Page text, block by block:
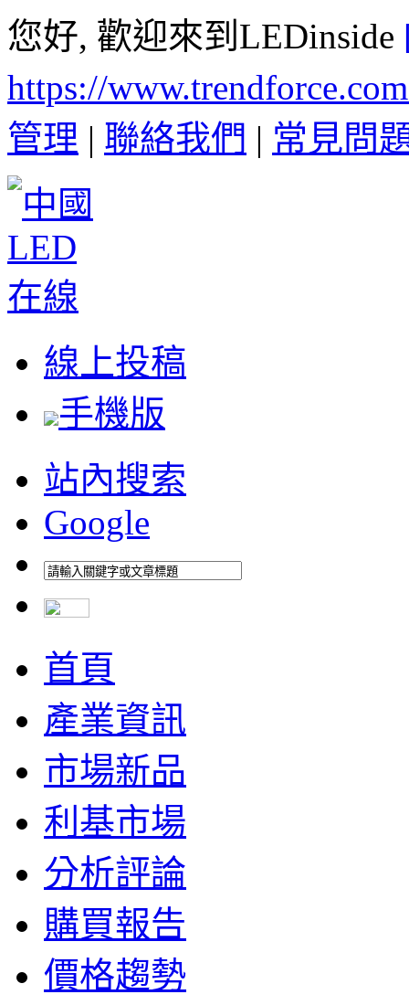
您好, 歡迎來到LEDinside
https://
管理 | 聯絡我們 | 常見問
線上投稿
手機版
站內搜索
Google
首頁
產業資訊
市場新品
利基市場
分析評論
購買報告
價格趨勢